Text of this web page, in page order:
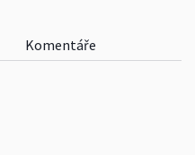
Komentáře